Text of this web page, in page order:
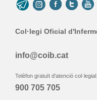
Col·legi Oficial
info@coib.cat
Telèfon gratuït d'atenció col·legial:
900 705 705